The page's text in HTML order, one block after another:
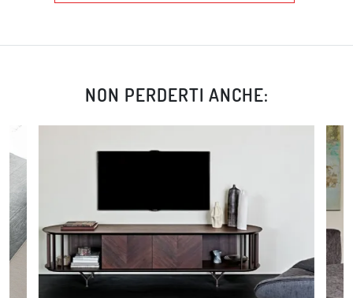
NON PERDERTI ANCHE: